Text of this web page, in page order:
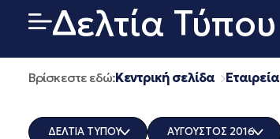
Δελτία Τύπου
Βρίσκεστε εδώ:Κεντρική σελίδα Εταιρεία
ΔΕΛΤΙΑ ΤΥΠΟΥ ΑΥΓΟΥΣΤΟΣ 2016